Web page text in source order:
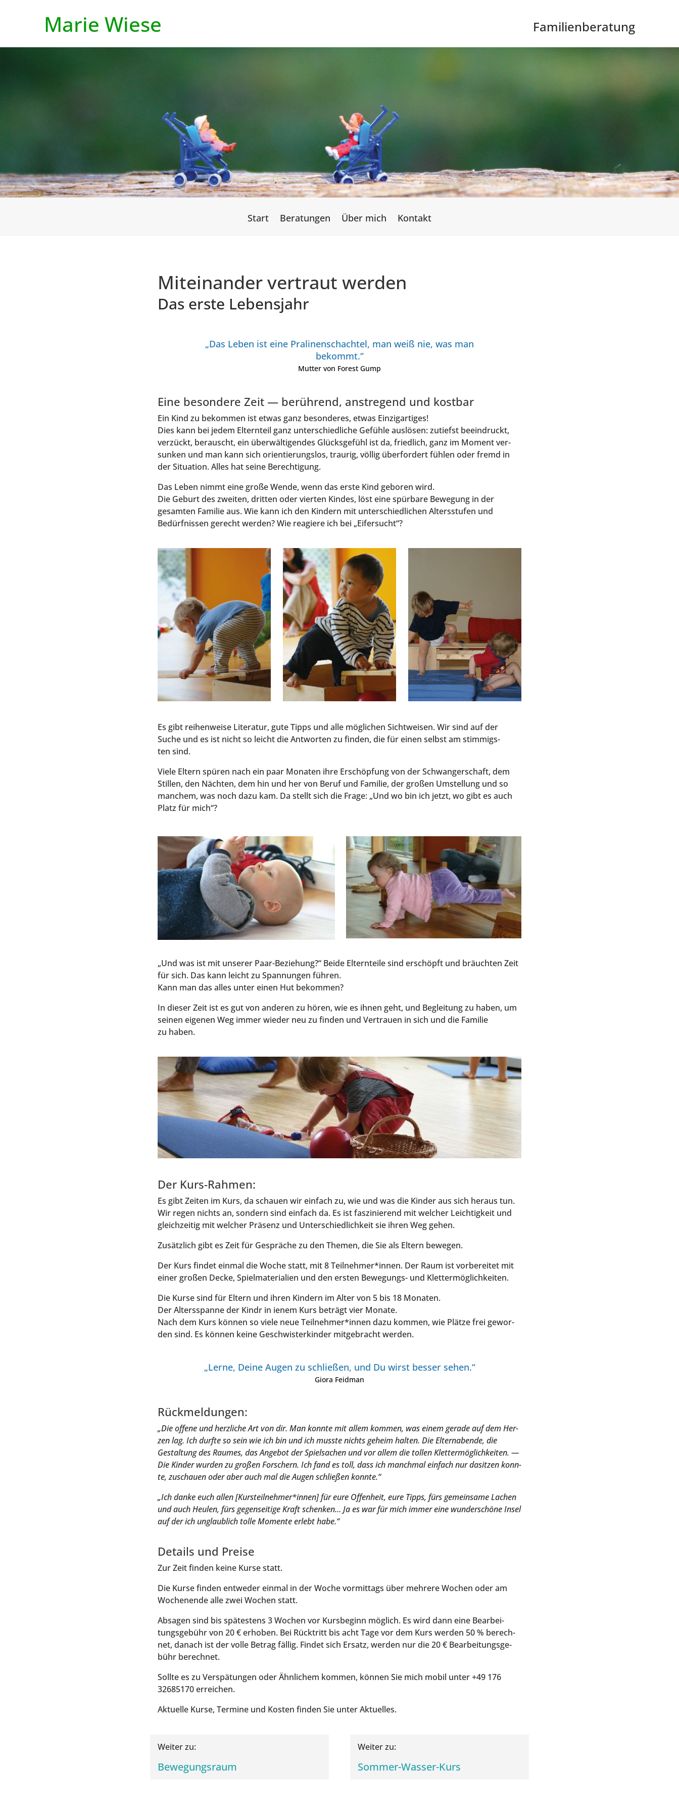
Marie Wiese Familienberatung
Start Bera­tun­gen Über mich Kon­takt
Mit­ein­an­der ver­traut werden
Das ers­te Lebensjahr
„Das Leben ist eine Pra­li­nen­schach­tel, man weiß nie, was man
bekommt.“
Mut­ter von Forest Gump
Eine beson­de­re Zeit — berüh­rend, anst­re­gend und kostbar
Ein Kind zu bekom­men ist etwas ganz beson­de­res, etwas Ein­zig­ar­ti­ges!
Dies kann bei jedem Eltern­teil ganz unter­schied­li­che Gefüh­le aus­lö­sen: zutiefst beein­druckt,
ver­zückt, berauscht, ein über­wäl­ti­gen­des Glücks­ge­fühl ist da, fried­lich, ganz im Moment ver­
sun­ken und man kann sich ori­en­tie­rungs­los, trau­rig, völ­lig über­for­dert füh­len oder fremd in
der Situa­ti­on. Alles hat sei­ne Berechtigung.
Das Leben nimmt eine gro­ße Wen­de, wenn das ers­te Kind gebo­ren wird.
Die Geburt des zwei­ten, drit­ten oder vier­ten Kin­des, löst eine spür­ba­re Bewe­gung in der
gesam­ten Fami­lie aus. Wie kann ich den Kin­dern mit unter­schied­li­chen Alters­stu­fen und
Bedürf­nis­sen gerecht wer­den? Wie reagie­re ich bei „Eifer­sucht“?
Es gibt rei­hen­wei­se Lite­ra­tur, gute Tipps und alle mög­li­chen Sicht­wei­sen. Wir sind auf der
Suche und es ist nicht so leicht die Ant­wor­ten zu fin­den, die für einen selbst am stim­migs­
ten sind.
Vie­le Eltern spü­ren nach ein paar Mona­ten ihre Erschöp­fung von der Schwan­ger­schaft, dem
Stil­len, den Näch­ten, dem hin und her von Beruf und Fami­lie, der gro­ßen Umstel­lung und so
man­chem, was noch dazu kam. Da stellt sich die Fra­ge: „Und wo bin ich jetzt, wo gibt es auch
Platz für mich“?
„Und was ist mit unse­rer Paar-Bezie­hung?“ Bei­de Eltern­tei­le sind erschöpft und bräuch­ten Zeit
für sich. Das kann leicht zu Span­nun­gen füh­ren.
Kann man das alles unter einen Hut bekommen?
In die­ser Zeit ist es gut von ande­ren zu hören, wie es ihnen geht, und Beglei­tung zu haben, um
sei­nen eige­nen Weg immer wie­der neu zu fin­den und Ver­trau­en in sich und die Fami­lie
zu haben.
Der Kurs-Rah­men:
Es gibt Zei­ten im Kurs, da schau­en wir ein­fach zu, wie und was die Kin­der aus sich her­aus tun.
Wir regen nichts an, son­dern sind ein­fach da. Es ist fas­zi­nie­rend mit wel­cher Leich­tig­keit und
gleich­zei­tig mit wel­cher Prä­senz und Unter­schied­lich­keit sie ihren Weg gehen.
Zusätz­lich gibt es Zeit für Gesprä­che zu den The­men, die Sie als Eltern bewegen.
Der Kurs fin­det ein­mal die Woche statt, mit 8 Teilnehmer*innen. Der Raum ist vor­be­rei­tet mit
einer gro­ßen Decke, Spiel­ma­te­ria­li­en und den ers­ten Bewe­gungs- und Klettermöglichkeiten.
Die Kur­se sind für Eltern und ihren Kin­dern im Alter von 5 bis 18 Mona­ten.
Der Alters­span­ne der Kin­dr in ienem Kurs beträgt vier Mona­te.
Nach dem Kurs kön­nen so vie­le neue Teilnehmer*innen dazu kom­men, wie Plät­ze frei gewor­
den sind. Es kön­nen kei­ne Geschwis­ter­kin­der mit­ge­bracht werden.
„Ler­ne, Dei­ne Augen zu schlie­ßen, und Du wirst bes­ser sehen.“
Gio­ra Feidman
Rück­mel­dun­gen:
„Die offe­ne und herz­li­che Art von dir. Man konn­te mit allem kom­men, was einem gera­de auf dem Her­
zen lag. Ich durf­te so sein wie ich bin und ich muss­te nichts geheim hal­ten. Die Eltern­aben­de, die
Gestal­tung des Rau­mes, das Ange­bot der Spiel­sa­chen und vor allem die tol­len Klet­ter­mög­lich­kei­ten. —
Die Kin­der wur­den zu gro­ßen For­schern. Ich fand es toll, dass ich manch­mal ein­fach nur dasit­zen konn­
te, zuschau­en oder aber auch mal die Augen schlie­ßen konnte.“
„Ich dan­ke euch allen [Kursteilnehmer*innen] für eure Offen­heit, eure Tipps, fürs gemein­sa­me Lachen
und auch Heu­len, fürs gegen­sei­ti­ge Kraft schen­ken… Ja es war für mich immer eine wun­der­schö­ne Insel
auf der ich unglaub­lich tol­le Momen­te erlebt habe.“
Details und Preise
Zur Zeit fin­den kei­ne Kur­se statt.
Die Kur­se fin­den ent­we­der ein­mal in der Woche vor­mit­tags über meh­re­re Wochen oder am
Wochen­en­de alle zwei Wochen statt.
Absa­gen sind bis spä­tes­tens 3 Wochen vor Kurs­be­ginn mög­lich. Es wird dann eine Bear­bei­
tungs­ge­bühr von 20 € erho­ben. Bei Rück­tritt bis acht Tage vor dem Kurs wer­den 50 % berech­
net, danach ist der vol­le Betrag fäl­lig. Fin­det sich Ersatz, wer­den nur die 20 € Bear­bei­tungs­ge­
bühr berechnet.
Soll­te es zu Ver­spä­tun­gen oder Ähn­li­chem kom­men, kön­nen Sie mich mobil unter +49 176
32685170 erreichen.
Aktu­el­le Kur­se, Ter­mi­ne und Kos­ten fin­den Sie unter Aktuelles.
Wei­ter zu:
Bewe­gungs­raum
Wei­ter zu:
Som­mer-Was­ser-Kurs